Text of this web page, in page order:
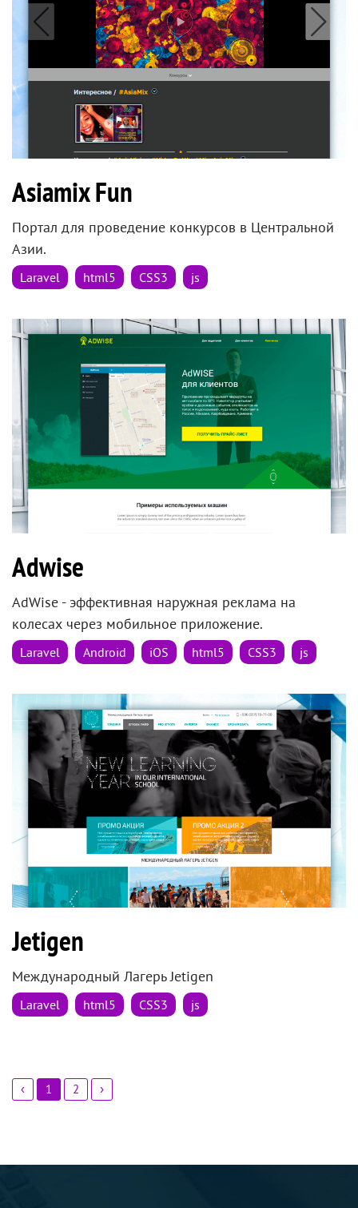
Asiamix Fun
Портал для проведение конкурсов в Центральной
Азии.
Laravel html5 CSS3 js
Adwise
AdWise - эффективная наружная реклама на
колесах через мобильное приложение.
Laravel Android iOS html5 CSS3 js
Jetigen
Международный Лагерь Jetigen
Laravel html5 CSS3 js
‹ 1 2 ›